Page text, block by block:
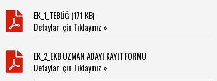
EK_1_TEBLİĞ (171 KB)
Detaylar İçin Tıklayınız »
EK_2_EKB UZMAN ADAYI KAYIT FORMU
Detaylar İçin Tıklayınız »